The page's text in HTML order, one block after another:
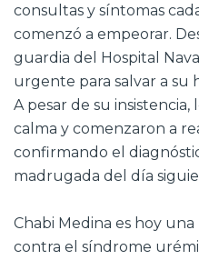
consultas y síntomas
comenzó a empeorar.
guardia del Hospital
urgente para salvar a su
A pesar de su
calma y comenzaron a
confirmando el
madrugada del día
Chabi Medina es hoy
contra el síndrome